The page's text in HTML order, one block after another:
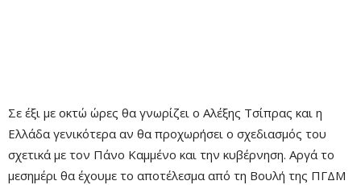
Σε έξι με οκτώ ώρες θα γνωρίζει ο Αλέξης Τσίπρας και η
Ελλάδα γενικότερα αν θα προχωρήσει ο σχεδιασμός του
σχετικά με τον Πάνο Καμμένο και την κυβέρνηση. Αργά το
μεσημέρι θα έχουμε το αποτέλεσμα από τη Βουλή της ΠΓΔΜ